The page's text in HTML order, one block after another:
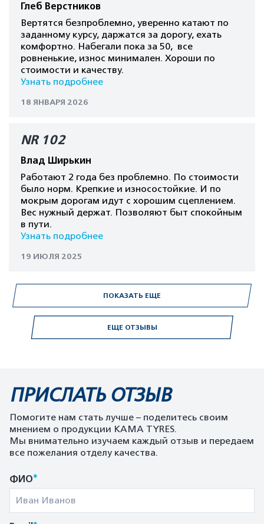
ЕЩЕ ОТЗЫВЫ
Глеб Верстников
Вертятся безпроблемно, уверенно катают по
заданному курсу, даржатся за дорогу, ехать
комфортно. Набегали пока за 50, все
ровненькие, износ минимален. Хороши по
стоимости и качеству.
Узнать подробнее
18 ЯНВАРЯ 2026
NR 102
Влад Ширькин
Работают 2 года без проблемно. По стоимости
было норм. Крепкие и износостойкие. И по
мокрым дорогам идут с хорошим сцеплением.
Вес нужный держат. Позволяют быт спокойным
в пути.
Узнать подробнее
19 ИЮЛЯ 2025
ПОКАЗАТЬ ЕЩЕ
ПРИСЛАТЬ ОТЗЫВ
Помогите нам стать лучше – поделитесь своим
мнением о продукции KAMA TYRES.
Мы внимательно изучаем каждый отзыв и передаем
все пожелания отделу качества.
ФИО*